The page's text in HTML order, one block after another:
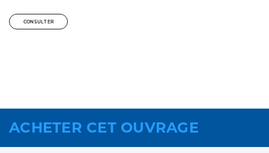
CONSULTER
ACHETER CET OUVRAGE